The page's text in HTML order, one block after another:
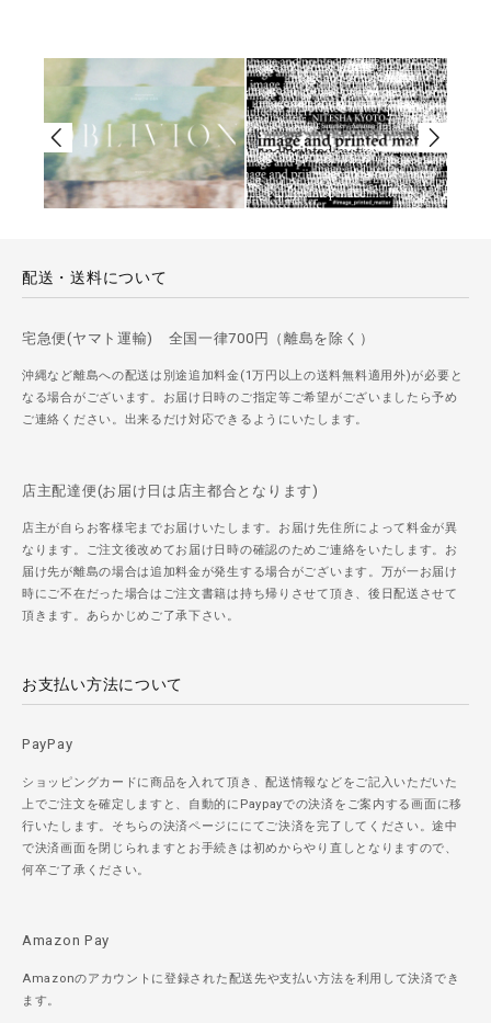
配送・送料について
宅急便(ヤマト運輸) 全国一律700円（離島を除く）
沖縄など離島への配送は別途追加料金(1万円以上の送料無料適用外)が必要と
なる場合がございます。お届け日時のご指定等ご希望がございましたら予め
ご連絡ください。出来るだけ対応できるようにいたします。
店主配達便(お届け日は店主都合となります)
店主が自らお客様宅までお届けいたします。お届け先住所によって料金が異
なります。ご注文後改めてお届け日時の確認のためご連絡をいたします。お
届け先が離島の場合は追加料金が発生する場合がございます。万が一お届け
時にご不在だった場合はご注文書籍は持ち帰りさせて頂き、後日配送させて
頂きます。あらかじめご了承下さい。
お支払い方法について
PayPay
ショッピングカードに商品を入れて頂き、配送情報などをご記入いただいた
上でご注文を確定しますと、自動的にPaypayでの決済をご案内する画面に移
行いたします。そちらの決済ページににてご決済を完了してください。途中
で決済画面を閉じられますとお手続きは初めからやり直しとなりますので、
何卒ご了承ください。
Amazon Pay
Amazonのアカウントに登録された配送先や支払い方法を利用して決済でき
ます。